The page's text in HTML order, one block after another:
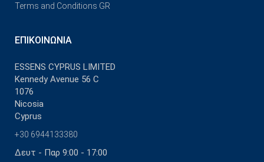
Terms and Conditions GR
ΕΠΙΚΟΙΝΩΝΊΑ
ESSENS CYPRUS LIMITED
Kennedy Avenue 56 C
1076
Nicosia
Cyprus
+30 6944133380
Δευτ - Παρ 9:00 - 17:00